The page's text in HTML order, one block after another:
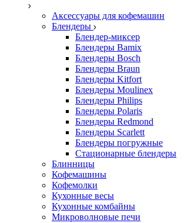
Аксессуары для кофемашин
Блендеры
Блендер-миксер
Блендеры Bamix
Блендеры Bosch
Блендеры Braun
Блендеры Kitfort
Блендеры Moulinex
Блендеры Philips
Блендеры Polaris
Блендеры Redmond
Блендеры Scarlett
Блендеры погружные
Стационарные блендеры
Блинницы
Кофемашины
Кофемолки
Кухонные весы
Кухонные комбайны
Микроволновые печи